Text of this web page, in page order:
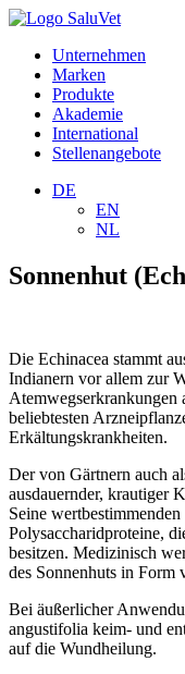
Unternehmen
Marken
Produkte
Akademie
International
Stellenangebote
DE
EN
NL
Sonnenhut
Die Echinacea stammt
Indianern vor allem zur
Atemwegserkrankungen
beliebtesten
Erkältungskrankheiten.
Der von Gärtnern auch
ausdauernder, krautiger
Seine
Polysaccharidproteine,
besitzen. Medizinisch
des Sonnenhuts in Form
Bei äußerlicher
angustifolia keim- und
auf die Wundheilung.